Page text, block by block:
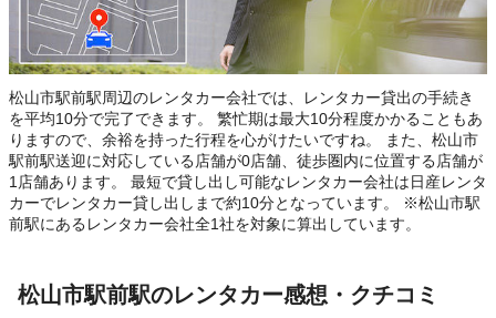
松山市駅前駅周辺のレンタカー会社では、レンタカー貸出の手続き
を平均10分で完了できます。 繁忙期は最大10分程度かかることもあ
りますので、余裕を持った行程を心がけたいですね。 また、松山市
駅前駅送迎に対応している店舗が0店舗、徒歩圏内に位置する店舗が
1店舗あります。 最短で貸し出し可能なレンタカー会社は日産レンタ
カーでレンタカー貸し出しまで約10分となっています。 ※松山市駅
前駅にあるレンタカー会社全1社を対象に算出しています。
松山市駅前駅のレンタカー感想・クチコミ